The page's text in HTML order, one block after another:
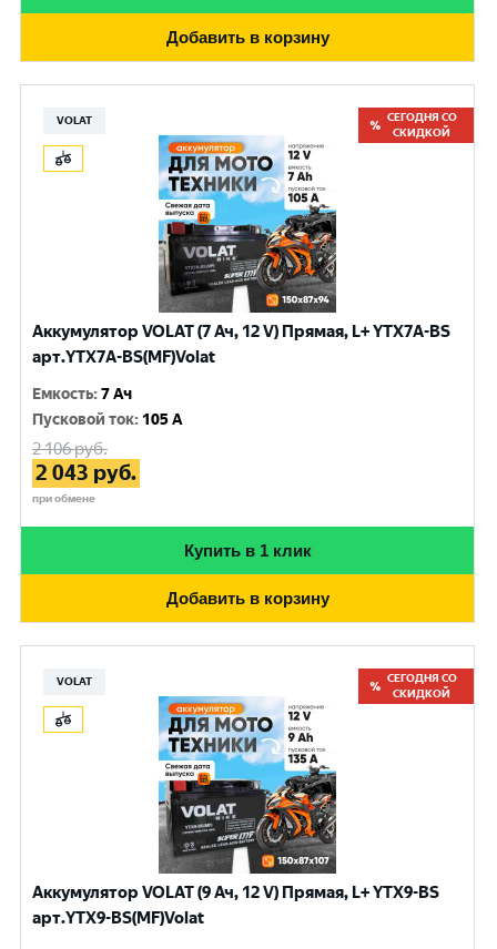
Добавить в корзину
VOLAT
СЕГОДНЯ СО
СКИДКОЙ
Аккумулятор VOLAT (7 Ач, 12 V) Прямая, L+ YTX7A-BS
арт.YTX7A-BS(MF)Volat
Емкость:7 Ач
Пусковой ток: 105 A
2 106руб.
2 043 руб.
при обмене
Купить в 1 клик
Добавить в корзину
VOLAT
СЕГОДНЯ СО
СКИДКОЙ
Аккумулятор VOLAT (9 Ач, 12 V) Прямая, L+ YTX9-BS
арт.YTX9-BS(MF)Volat